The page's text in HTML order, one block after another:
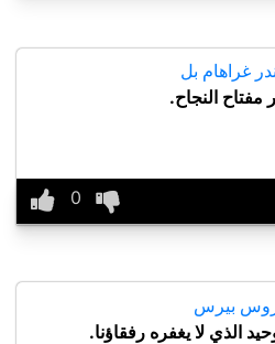
غراهام بل
مفتاح النجاح.
بيرس
الذي لا يغفره رفقاؤنا.